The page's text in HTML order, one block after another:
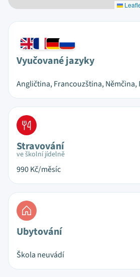
Vyučované jazyky
Angličtina, Francouzština, Němčina,
Stravování
ve školní jídelně
990Kč/měsíc
Ubytování
Škola neuvádí